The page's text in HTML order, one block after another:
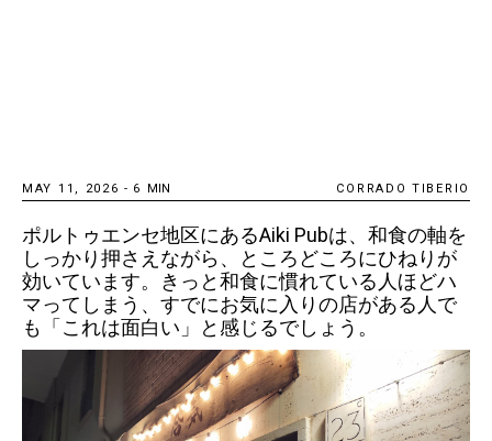
MAY 11, 2026 - 6 MIN CORRADO TIBERIO
ポルトゥエンセ地区にあるAiki Pubは、和食の軸を
しっかり押さえながら、ところどころにひねりが
効いています。きっと和食に慣れている人ほどハ
マってしまう、すでにお気に入りの店がある人で
も「これは面白い」と感じるでしょう。